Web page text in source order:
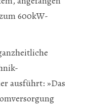
600kW-
ausführt: »Das